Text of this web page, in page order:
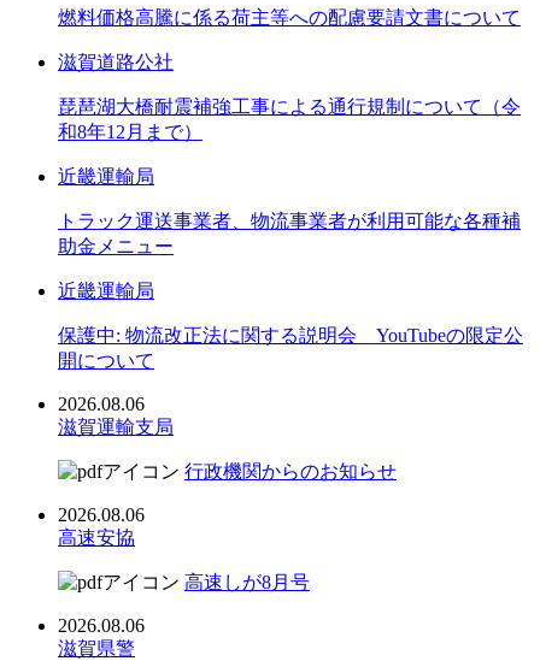
燃料価格高騰に係る荷主等への配慮要請文書について
滋賀道路公社
琵琶湖大橋耐震補強工事による通行規制について（令
和8年12月まで）
近畿運輸局
トラック運送事業者、物流事業者が利用可能な各種補
助金メニュー
近畿運輸局
保護中: 物流改正法に関する説明会 YouTubeの限定公
開について
2026.08.06
滋賀運輸支局
行政機関からのお知らせ
2026.08.06
高速安協
高速しが8月号
2026.08.06
滋賀県警